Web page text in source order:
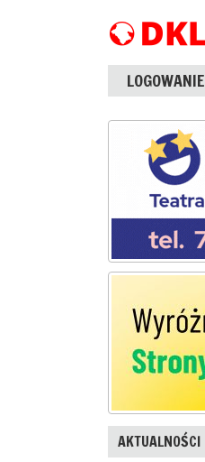
LOGOWANIE
AKTUALNOŚCI